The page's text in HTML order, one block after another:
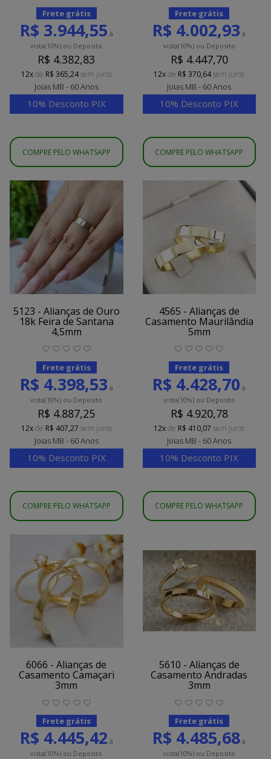
Frete grátis
R$ 3.944,55 à
vista(10%) ou Deposito
R$ 4.382,83
12xde R$ 365,24sem juros
Joias MB - 60 Anos
10% Desconto PIX
COMPRE PELO WHATSAPP
Frete grátis
R$ 4.002,93 à
vista(10%)ou Deposito
R$ 4.447,70
12xde R$ 370,64sem juros
Joias MB - 60 Anos
10% Desconto PIX
COMPRE PELO WHATSAPP
5123 - Alianças de Ouro
18k Feira de Santana
4,5mm
Frete grátis
R$ 4.398,53 à
vista(10%) ou Deposito
R$ 4.887,25
12xde R$ 407,27 sem juros
Joias MB - 60 Anos
10% Desconto PIX
COMPRE PELO WHATSAPP
4565 - Alianças de
Casamento Maurilândia
5mm
Frete grátis
R$ 4.428,70 à
vista(10%)ou Deposito
R$ 4.920,78
12xde R$ 410,07 sem juros
Joias MB - 60 Anos
10% Desconto PIX
COMPRE PELO WHATSAPP
6066 - Alianças de
Casamento Camaçari
3mm
Frete grátis
R$ 4.445,42 à
vista(10%) ou Deposito
5610 - Alianças de
Casamento Andradas
3mm
Frete grátis
R$ 4.485,68 à
vista(10%)ou Deposito